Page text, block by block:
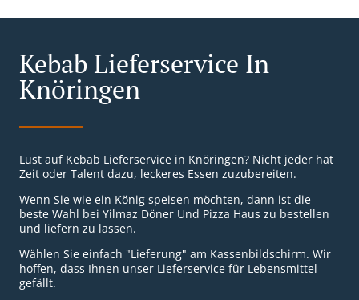
Kebab Lieferservice In
Knöringen
Lust auf Kebab Lieferservice in Knöringen? Nicht jeder hat
Zeit oder Talent dazu, leckeres Essen zuzubereiten.
Wenn Sie wie ein König speisen möchten, dann ist die
beste Wahl bei Yilmaz Döner Und Pizza Haus zu bestellen
und liefern zu lassen.
Wählen Sie einfach "Lieferung" am Kassenbildschirm. Wir
hoffen, dass Ihnen unser Lieferservice für Lebensmittel
gefällt.